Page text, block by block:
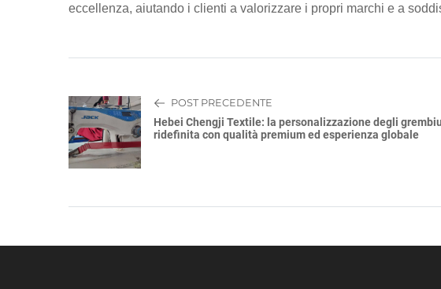
eccellenza, aiutando i clienti a valorizzare i propri marchi e a
POST PRECEDENTE
Hebei Chengji Textile: la personalizzazione degli
ridefinita con qualità premium ed esperienza globale